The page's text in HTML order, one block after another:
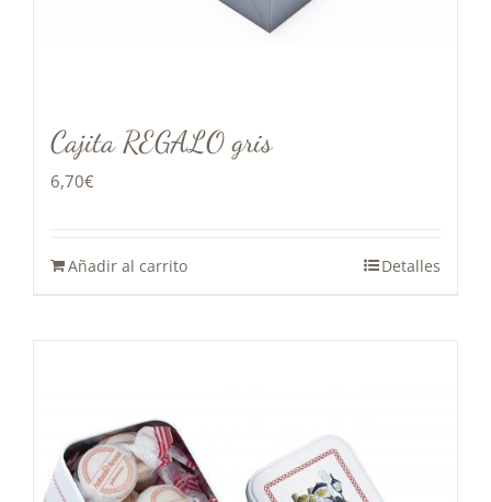
Cajita REGALO gris
6,70€
Añadir al carrito Detalles